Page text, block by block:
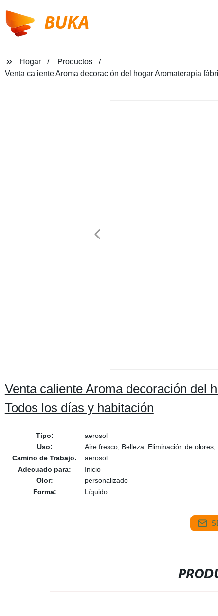
BUKA
Hogar
Productos
Venta caliente Aroma decoración del hogar Aromaterapia
Venta caliente Aroma decoración del
Todos los días y habitación
Tipo:
aerosol
Uso:
Aire fresco, Belleza, Eliminación de
Camino de Trabajo:
aerosol
Adecuado para:
Inicio
Olor:
personalizado
Forma:
Líquido